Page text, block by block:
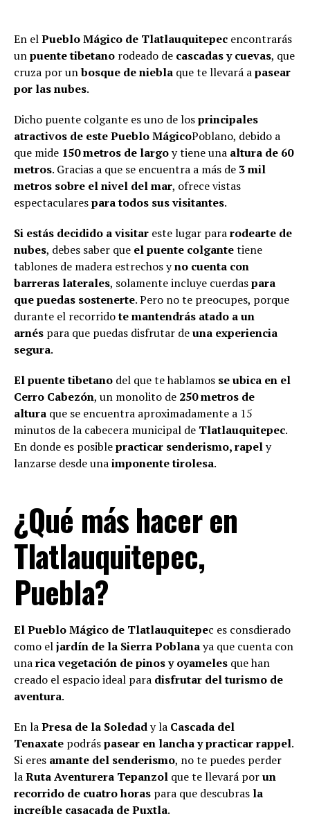
En elPueblo Mágico de Tlatlauquitepec encontrarás
unpuente tibetano rodeado de cascadas y cuevas, que
cruza por unbosque de niebla que te llevará apasear
por las nubes.
Dicho puente colgante es uno de losprincipales
atractivos de este Pueblo MágicoPoblano, debido a
que mide 150 metros de largoy tiene una altura de 60
metros. Gracias a que se encuentra a más de 3 mil
metros sobre el nivel del mar, ofrece vistas
espectacularespara todos sus visitantes.
Si estás decidido a visitar este lugar pararodearte de
nubes, debes saber que el puente colgantetiene
tablones de madera estrechos yno cuenta con
barreras laterales, solamente incluye cuerdaspara
que puedas sostenerte. Pero no te preocupes, porque
durante el recorridote mantendrás atado a un
arnés para que puedas disfrutar deuna experiencia
segura.
El puente tibetano del que te hablamos se ubica en el
Cerro Cabezón, un monolito de 250 metros de
altura que se encuentra aproximadamente a 15
minutos de la cabecera municipal de Tlatlauquitepec.
En donde es posiblepracticar senderismo, rapely
lanzarse desde unaimponente tirolesa.
¿Qué más hacer en
Tlatlauquitepec,
Puebla?
El Pueblo Mágico de Tlatlauquitepec es consdierado
como eljardín de la Sierra Poblanaya que cuenta con
unarica vegetación de pinos y oyameles que han
creado el espacio ideal para disfrutar del turismo de
aventura.
En laPresa de la Soledady la Cascada del
Tenaxate podráspasear en lancha y practicar rappel.
Si eres amante del senderismo, no te puedes perder
laRuta Aventurera Tepanzol que te llevará porun
recorrido de cuatro horas para que descubras la
increíble casacada de Puxtla.